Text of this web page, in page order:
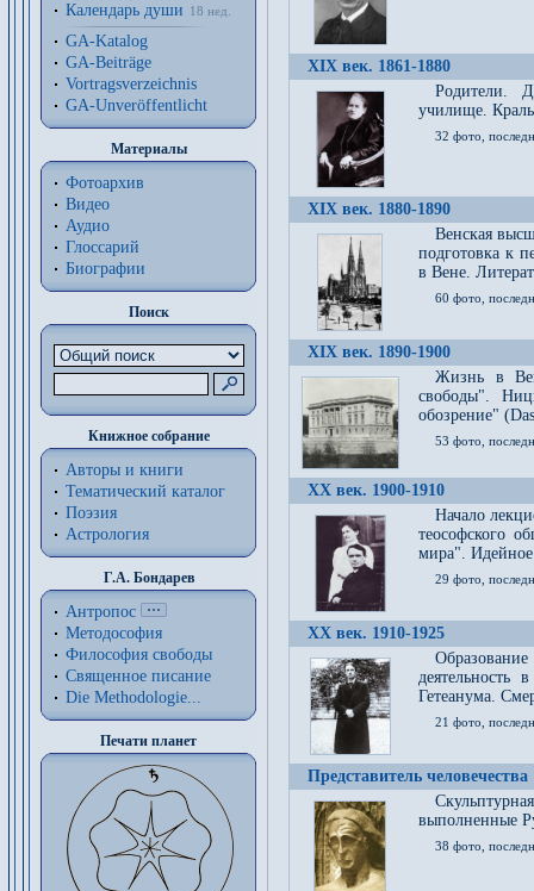
Календарь души
18 нед.
GA-Katalog
GA-Beiträge
Vortragsverzeichnis
GA-Unveröffentlicht
Материалы
Фотоархив
Видео
Аудио
Глоссарий
Биографии
Поиск
Книжное собрание
Авторы и книги
Тематический каталог
Поэзия
Астрология
Г.А. Бондарев
Антропос
Методософия
Философия cвободы
Священное писание
Die Methodologie...
Печати планет
XIX век. 1861-1880
Родители.
училище.
32 фото,
XIX век. 1880-1890
Венская
подготовка к
в Вене.
60 фото,
XIX век. 1890-1900
Жизнь в
свободы".
обозрение"
53 фото,
XX век. 1900-1910
Начало
теософского
мира". Идейное
29 фото,
XX век. 1910-1925
Образование
деятельность
Гетеанума.
21 фото,
Представитель человечества
выполненные
38 фото,